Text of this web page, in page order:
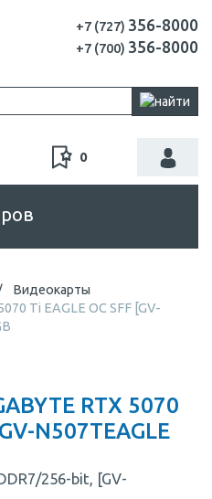
+7 (727) 356-8000
+7 (700) 356-8000
0
Видеокарты
Ti EAGLE OC SFF [GV-
RTX 5070
N507TEAGLE
256-bit, [GV-